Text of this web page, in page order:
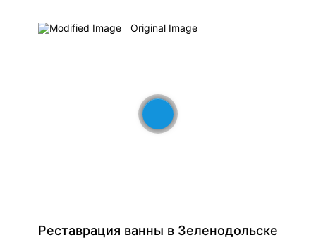
Реставрация ванны в Зеленодольске